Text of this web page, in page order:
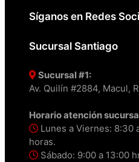
Síganos en Redes
Sucursal Santiago
Sucursal #1:
Av. Quilín #2884, Macul,
Horario atención
Lunes a Viernes: 8:30
horas.
Sábado: 9:00 a 13:00